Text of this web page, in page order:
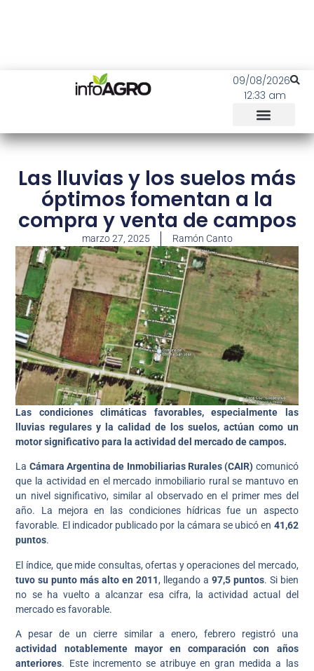
09/08/2026
12:33 am
Las lluvias y los suelos más
óptimos fomentan a la
compra y venta de campos
marzo 27, 2025 Ramón Canto
Las condiciones climáticas favorables, especialmente las
lluvias regulares y la calidad de los suelos, actúan como un
motor significativo para la actividad del mercado de campos.
La Cámara Argentina de Inmobiliarias Rurales (CAIR) comunicó
que la actividad en el mercado inmobiliario rural se mantuvo en
un nivel significativo, similar al observado en el primer mes del
año. La mejora en las condiciones hídricas fue un aspecto
favorable. El indicador publicado por la cámara se ubicó en 41,62
puntos.
El índice, que mide consultas, ofertas y operaciones del mercado,
tuvo su punto más alto en 2011, llegando a 97,5 puntos. Si bien
no se ha vuelto a alcanzar esa cifra, la actividad actual del
mercado es favorable.
A pesar de un cierre similar a enero, febrero registró una
actividad notablemente mayor en comparación con años
anteriores. Este incremento se atribuye en gran medida a las